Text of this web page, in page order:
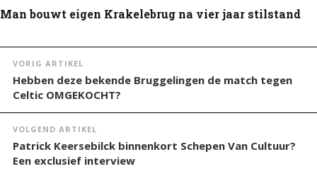
Man bouwt eigen Krakelebrug na vier jaar stilstand
VORIG ARTIKEL
Hebben deze bekende Bruggelingen de match tegen
Celtic OMGEKOCHT?
VOLGEND ARTIKEL
Patrick Keersebilck binnenkort Schepen Van Cultuur?
Een exclusief interview